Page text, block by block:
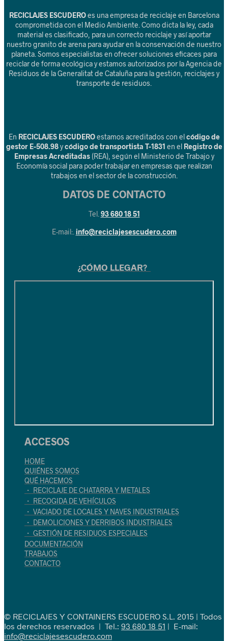
RECICLAJES ESCUDEROes una empresa de reciclaje en Barcelona
comprometida con el Medio Ambiente. Como dicta la ley, cada
material es clasificado, para un correcto reciclaje y así aportar
nuestro granito de arena para ayudar en la conservación de nuestro
planeta. Somos especialistas en ofrecer soluciones eficaces para
reciclar de forma ecológica y estamos autorizados por la Agencia de
Residuos de la Generalitat de Cataluña para la gestión, reciclajes y
transporte de residuos.
En RECICLAJES ESCUDEROestamos acreditados con elcódigo de
gestor E-508.98ycódigo de transportista T-1831 en el Registro de
Empresas Acreditadas(REA), según el Ministerio de Trabajo y
Economía social para poder trabajar en empresas que realizan
trabajos en el sector de la construcción.
DATOS DE CONTACTO
Tel. 93 680 18 51
E-mail:. info@reciclajesescudero.com
¿CÓMO LLEGAR?
ACCESOS
HOME
QUIÉNES SOMOS
QUÉ HACEMOS
・ RECICLAJE DE CHATARRA Y METALES
・ RECOGIDA DE VEHÍCULOS
・ VACIADO DE LOCALES Y NAVES INDUSTRIALES
・ DEMOLICIONES Y DERRIBOS INDUSTRIALES
・ GESTIÓN DE RESIDUOS ESPECIALES
DOCUMENTACIÓN
TRABAJOS
CONTACTO
© RECICLAJES Y CONTAINERS ESCUDERO S.L. 2015 | Todos
los derechos reservados | Tel.: 93 680 18 51 | E-mail:
info@reciclajesescudero.com